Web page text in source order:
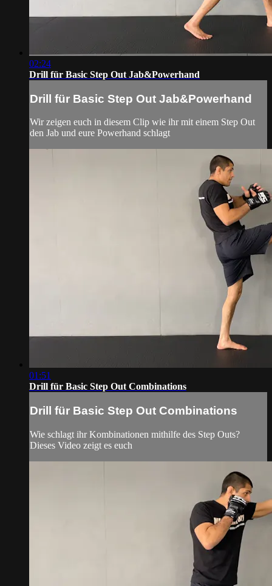
02:24
Drill für Basic Step Out Jab&Powerhand
Drill für Basic Step Out Jab&Powerhand
Wir zeigen euch in diesem Clip wie ihr mit einem Step Out
den Jab und eure Powerhand schlagt
01:51
Drill für Basic Step Out Combinations
Drill für Basic Step Out Combinations
Wie schlagt ihr Kombinationen mithilfe des Step Outs?
Dieses Video zeigt es euch